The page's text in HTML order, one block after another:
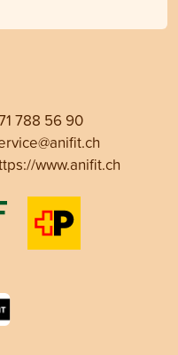
788 56 90
www.anifit.ch